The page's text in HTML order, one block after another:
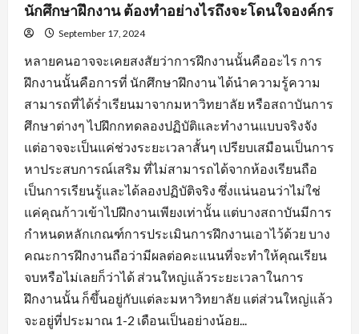
นักศึกษาฝึกงาน ต้องทำอย่างไรถึงจะโดนใจองค์กร
September 17, 2024
หลายคนอาจจะเคยสงสัยว่าการฝึกงานนั้นคืออะไร การ
ฝึกงานนั้นคือการที่ นักศึกษาฝึกงาน ได้นำความรู้ความ
สามารถที่ได้ร่ำเรียนมาจากมหาวิทยาลัย หรือสถาบันการ
ศึกษาต่างๆ ไปฝึกกทดลองปฏิบัติและทำงานแบบจริงจัง
แต่อาจจะเป็นแค่ช่วงระยะเวลาสั้นๆ เปรียบเสมือนเป็นการ
หาประสบการณ์เสริม ที่ไม่สามารถได้จากห้องเรียนถือ
เป็นการเรียนรู้และได้ลองปฏิบัติจริง ซึ่งแน่นอนว่าไม่ใช่
แค่คุณก้าวเข้าไปฝึกงานเพียงเท่านั้น แต่บางสถาบันมีการ
กำหนดหลักเกณฑ์การประเมินการฝึกงานเอาไว้ด้วย บาง
คณะการฝึกงานถือว่ามีผลต่อคะแนนที่จะทำให้คุณเรียน
จบหรือไม่เลยก็ว่าได้ ส่วนใหญ่แล้วระยะเวลาในการ
ฝึกงานนั้น ก็ขึ้นอยู่กับแต่ละมหาวิทยาลัย แต่ส่วนใหญ่แล้ว
จะอยู่ที่ประมาณ 1-2 เดือนเป็นอย่างน้อย...